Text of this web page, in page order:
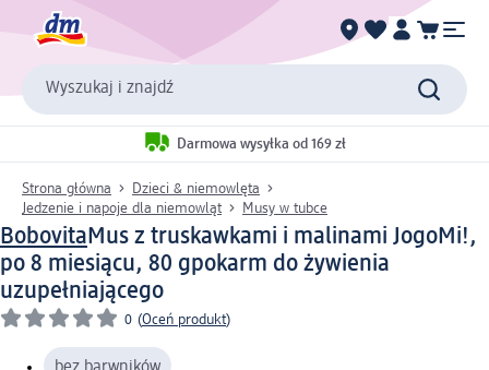
Wyszukaj i znajdź
Darmowa wysyłka od 169 zł
Strona główna
Dzieci & niemowlęta
Jedzenie i napoje dla niemowląt
Musy w tubce
BobovitaMus z truskawkami i malinami JogoMi!,
po 8 miesiącu, 80 gpokarm do żywienia
uzupełniającego
0 (Oceń produkt)